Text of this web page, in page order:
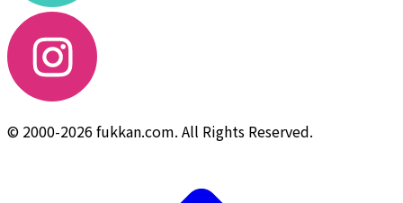
© 2000-2026 fukkan.com. All Rights Reserved.